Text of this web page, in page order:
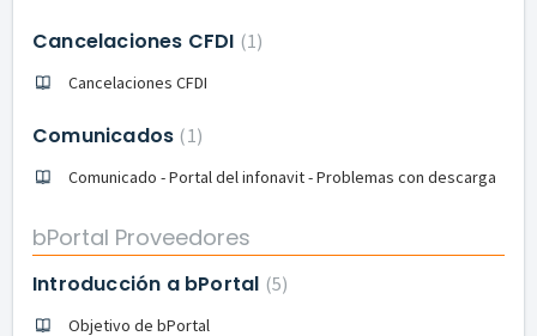
Cancelaciones CFDI 1
Cancelaciones CFDI
Comunicados 1
Comunicado - Portal del infonavit - Problemas con descarga
bPortal Proveedores
Introducción a bPortal 5
Objetivo de bPortal